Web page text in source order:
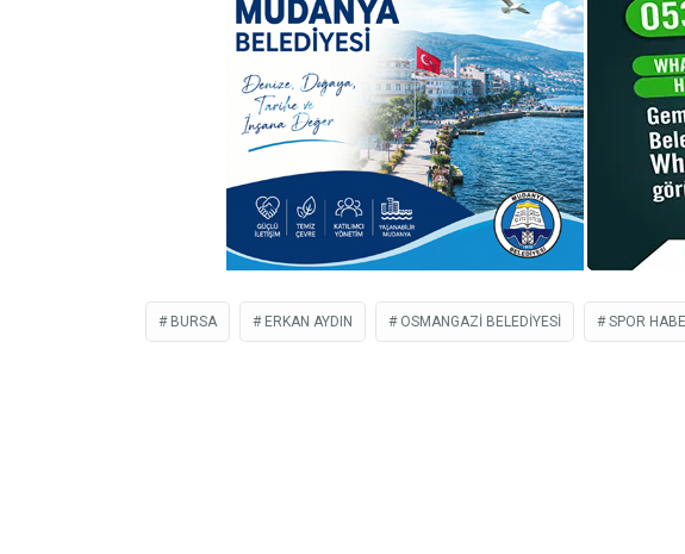
BURSA ERKAN AYDIN OSMANGAZI BELEDIYESI SPOR